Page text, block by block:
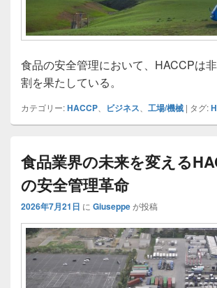
食品の安全管理において、HACCPは
割を果たしている。
カテゴリー:HACCP ビジネス 工場/機械 | タグ:
食品業界の未来を変える
の安全管理革命
2026年7月21日 に Giuseppeが投稿